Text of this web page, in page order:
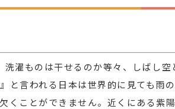
濯ものは干せるのか等々、しばし
と言われる日本は世界的に見ても雨
くことができません。近くにある紫